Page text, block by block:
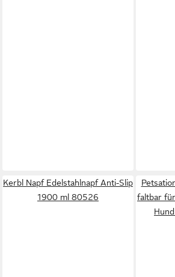
Kerbl Napf Edelstahlnapf Anti-Slip
1900 ml 80526
faltbar